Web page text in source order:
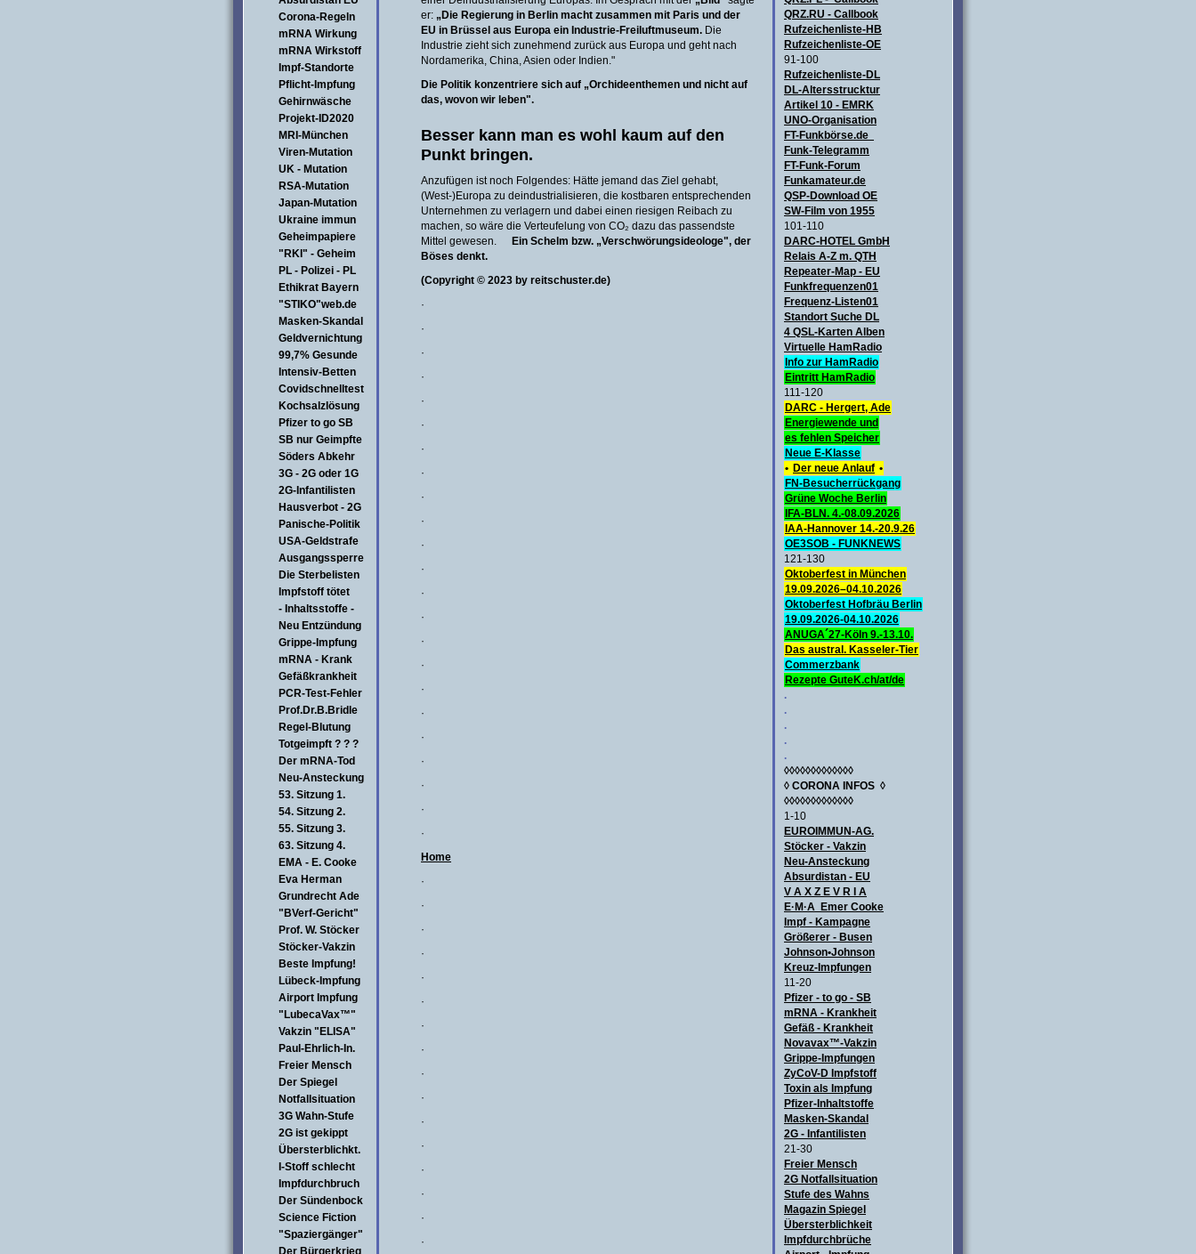
Corona-Regeln
mRNA Wirkung
mRNA Wirkstoff
Impf-Standorte
Pflicht-Impfung
Gehirnwäsche
Projekt-ID2020
MRI-München
Viren-Mutation
UK - Mutation
RSA-Mutation
Japan-Mutation
Ukraine immun
Geheimpapiere
"RKI" - Geheim
PL - Polizei - PL
Ethikrat Bayern
"STIKO"web.de
Masken-Skandal
Geldvernichtung
99,7% Gesunde
Intensiv-Betten
Covidschnelltest
Kochsalzlösung
Pfizer to go SB
SB nur Geimpfte
Söders Abkehr
3G - 2G oder 1G
2G-Infantilisten
Hausverbot - 2G
Panische-Politik
USA-Geldstrafe
Ausgangssperre
Die Sterbelisten
Impfstoff tötet
- Inhaltsstoffe -
Neu Entzündung
Grippe-Impfung
mRNA - Krank
Gefäßkrankheit
PCR-Test-Fehler
Prof.Dr.B.Bridle
Regel-Blutung
Totgeimpft ? ? ?
Der mRNA-Tod
Neu-Ansteckung
53. Sitzung 1.
54. Sitzung 2.
55. Sitzung 3.
63. Sitzung 4.
EMA - E. Cooke
Eva Herman
Grundrecht Ade
"BVerf-Gericht"
Prof. W. Stöcker
Stöcker-Vakzin
Beste Impfung!
Lübeck-Impfung
Airport Impfung
"LubecaVax™"
Vakzin "ELISA"
Paul-Ehrlich-In.
Freier Mensch
Der Spiegel
Notfallsituation
3G Wahn-Stufe
2G ist gekippt
Übersterblichkt.
I-Stoff schlecht
Impfdurchbruch
Der Sündenbock
Science Fiction
"Spaziergänger"
Der Bürgerkrieg
QRZ.RU - Callbook
Rufzeichenliste-HB
Rufzeichenliste-OE
91-100
Rufzeichenliste-DL
DL-Altersstrucktur
Artikel 10 - EMRK
UNO-Organisation
FT-Funkbörse.de
Funk-Telegramm
FT-Funk-Forum
Funkamateur.de
QSP-Download OE
SW-Film von 1955
101-110
DARC-HOTEL GmbH
Relais A-Z m. QTH
Repeater-Map - EU
Funkfrequenzen01
Frequenz-Listen01
Standort Suche DL
4 QSL-Karten Alben
Virtuelle HamRadio
Info zur HamRadio
Eintritt HamRadio
111-120
DARC - Hergert, Ade
Energiewende und
es fehlen Speicher
Neue E-Klasse
• Der neue Anlauf •
FN-Besucherrückgang
Grüne Woche Berlin
IFA-BLN. 4.-08.09.2026
IAA-Hannover 14.-20.9.26
OE3SOB - FUNKNEWS
121-130
Oktoberfest in München
19.09.2026–04.10.2026
Oktoberfest Hofbräu Berlin
19.09.2026-04.10.2026
ANUGA´27-Köln 9.-13.10.
Das austral. Kasseler-Tier
Commerzbank
Rezepte GuteK.ch/at/de
.
.
.
.
.
◊◊◊◊◊◊◊◊◊◊◊◊◊
◊ CORONA INFOS ◊
◊◊◊◊◊◊◊◊◊◊◊◊◊
1-10
EUROIMMUN-AG.
Stöcker - Vakzin
Neu-Ansteckung
Absurdistan - EU
V A X Z E V R I A
E·M·A Emer Cooke
Impf - Kampagne
Größerer - Busen
Johnson•Johnson
Kreuz-Impfungen
11-20
Pfizer - to go - SB
mRNA - Krankheit
Gefäß - Krankheit
Novavax™-Vakzin
Grippe-Impfungen
ZyCoV-D Impfstoff
Toxin als Impfung
Pfizer-Inhaltstoffe
Masken-Skandal
2G - Infantilisten
21-30
Freier Mensch
2G Notfallsituation
Stufe des Wahns
Magazin Spiegel
Übersterblichkeit
Impfdurchbrüche
er: „Die Regierung in Berlin macht zusammen mit Paris und der
EU in Brüssel aus Europa ein Industrie-Freiluftmuseum. Die
Industrie zieht sich zunehmend zurück aus Europa und geht nach
Nordamerika, China, Asien oder Indien."
Die Politik konzentriere sich auf „Orchideenthemen und nicht auf
das, wovon wir leben".
Besser kann man es wohl kaum auf den
Punkt bringen.
Anzufügen ist noch Folgendes: Hätte jemand das Ziel gehabt,
(West-)Europa zu deindustrialisieren, die kostbaren entsprechenden
Unternehmen zu verlagern und dabei einen riesigen Reibach zu
machen, so wäre die Verteufelung von CO₂ dazu das passendste
Mittel gewesen.
Ein Schelm bzw. „Verschwörungsideologe", der
Böses denkt.
(Copyright © 2023 by reitschuster.de)
·
·
·
·
·
·
·
·
·
·
·
·
·
·
·
·
·
·
·
·
·
·
·
Home
·
·
·
·
·
·
·
·
·
·
·
·
·
·
·
·